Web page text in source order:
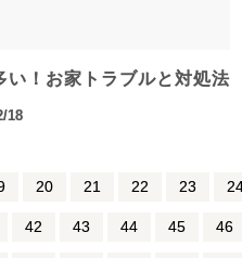
い！お家トラブルと対処法
18
20 21 22 23
42 43 44 45 46